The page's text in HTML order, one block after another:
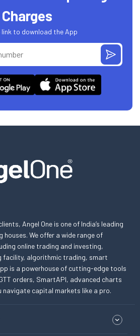
Charges
link to download the App
Angel One is one of India’s leading
We offer a wide range of
online trading and investing,
facility, algorithmic trading, smart
is a powerhouse of cutting-edge tools
orders, SmartAPI, advanced charts
navigate capital markets like a pro.